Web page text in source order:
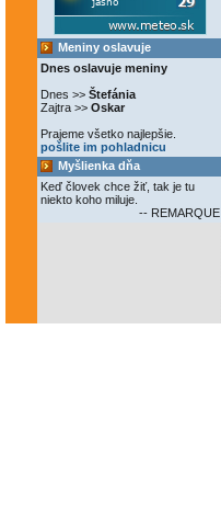
Meniny oslavuje
Dnes oslavuje meniny
Dnes >> Štefánia
Zajtra >> Oskar
Prajeme všetko najlepšie.
pošlite im pohladnicu
Myšlienka dňa
Keď človek chce žiť, tak je tu
niekto koho miluje.
-- REMARQUE